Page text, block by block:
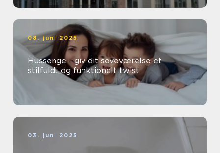
08. juni 2025
Hussenge - giv dit soveværelse et
stilfuldt og funktionelt twist
03. juni 2025